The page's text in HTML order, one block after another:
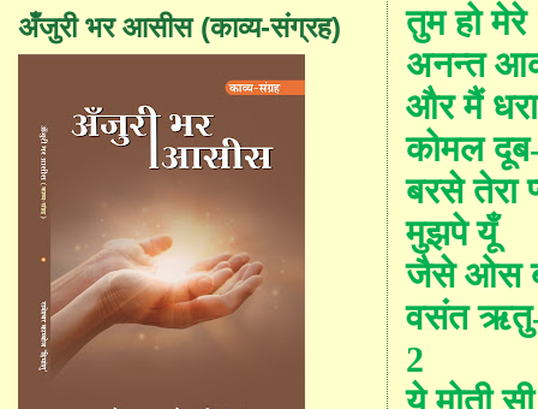
तुम हो मेरे
अनन्त
और मैं
कोमल
बरसे तेरा
मुझपे यूँ
जैसे ओस
वसंत
2
अँजुरी भर आसीस (काव्य-संग्रह)